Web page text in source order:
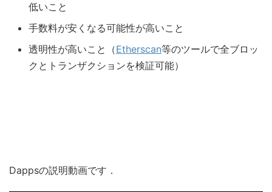
低いこと
手数料が安くなる可能性が高いこと
透明性が高いこと（Etherscan等のツールで全ブロッ
クとトランザクションを検証可能）
Dappsの説明動画です．